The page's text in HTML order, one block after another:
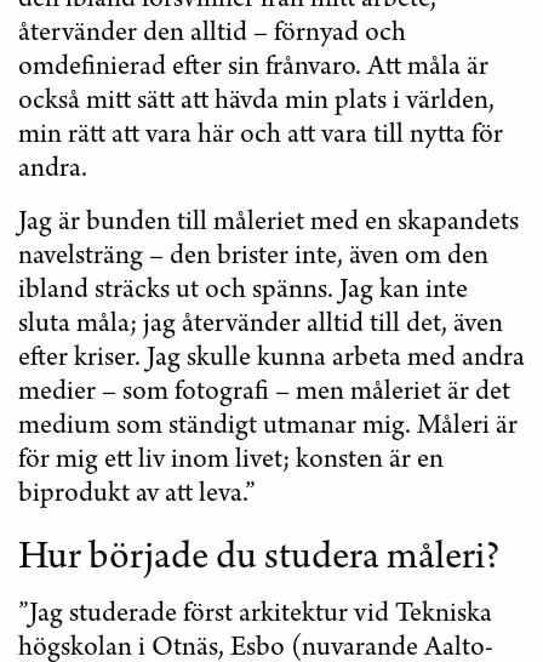
återvänder den alltid – förnyad och
omdefinierad efter sin frånvaro. Att måla är
också mitt sätt att hävda min plats i världen,
min rätt att vara här och att vara till nytta för
andra.
Jag är bunden till måleriet med en skapandets
navelsträng – den brister inte, även om den
ibland sträcks ut och spänns. Jag kan inte
sluta måla; jag återvänder alltid till det, även
efter kriser. Jag skulle kunna arbeta med andra
medier – som fotografi – men måleriet är det
medium som ständigt utmanar mig. Måleri är
för mig ett liv inom livet; konsten är en
biprodukt av att leva.”
Hur började du studera måleri?
”Jag studerade först arkitektur vid Tekniska
högskolan i Otnäs, Esbo (nuvarande Aalto-